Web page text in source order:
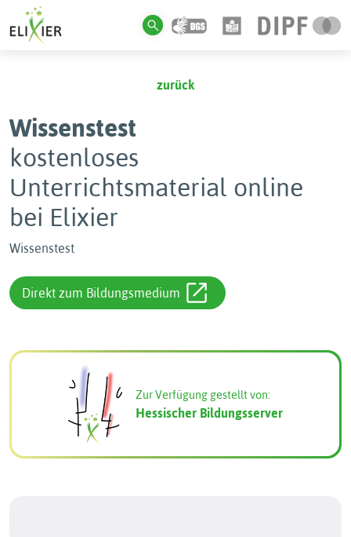
zurück
Wissenstest
kostenloses
Unterrichtsmaterial online
bei Elixier
Wissenstest
Direkt zum Bildungsmedium
Zur Verfügung gestellt von:
Hessischer Bildungsserver